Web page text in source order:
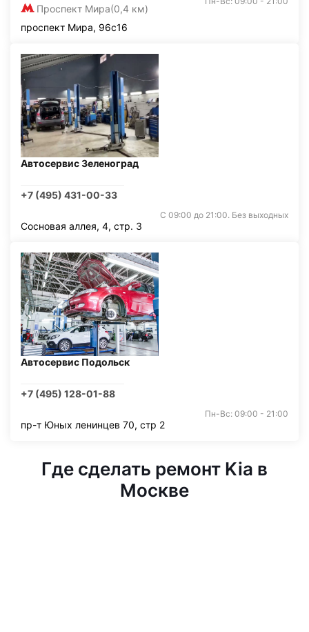
Проспект Мира(0,4 км)
проспект Мира, 96с16
Автосервис Зеленоград
+7 (495) 431-00-33
С 09:00 до 21:00. Без выходных
Сосновая аллея, 4, стр. 3
Автосервис Подольск
+7 (495) 128-01-88
Пн-Вс: 09:00 - 21:00
пр-т Юных ленинцев 70, стр 2
Где сделать ремонт Kia в
Москве